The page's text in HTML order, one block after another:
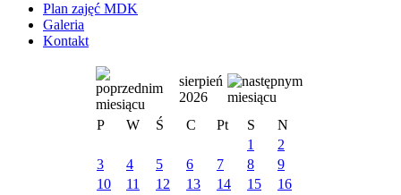
Plan zajęć MDK
Galeria
Kontakt
sierpień
2026
P
W Ś C Pt S
N
1
2
3
4 5 6 7 8
9
10
11 12 13 14 15
16